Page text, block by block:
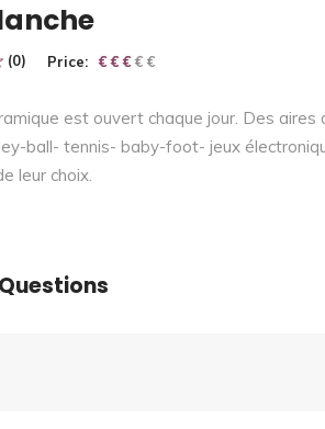
(0) Price: € € € € €
€ € €
est ouvert chaque jour. Des
ball- tennis- baby-foot- jeux
leur choix.